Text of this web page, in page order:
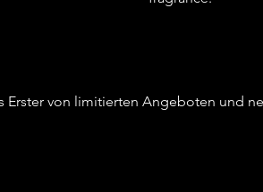
Erster von limitierten Angeboten und